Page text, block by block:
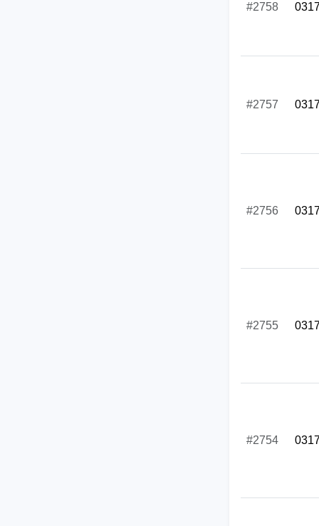
#2758
#2757
#2756
#2755
#2754